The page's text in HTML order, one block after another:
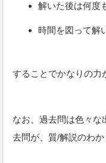
解いた後は何度
時間を図って解
することでかなりの力
なお、過去問は色々な
去問が、質/解説のわか